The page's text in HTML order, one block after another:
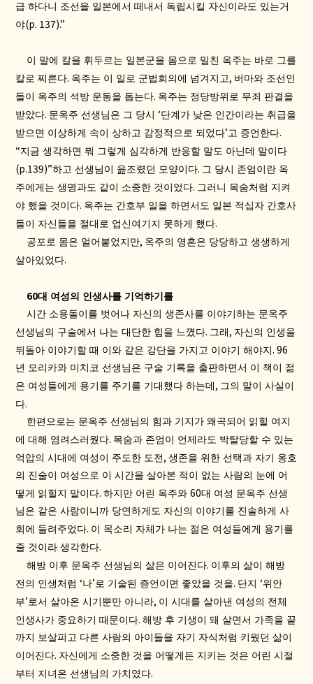
급 하다니 조선을 일본에서 떼내서 독립시킬 자신이라도 있는거
야(p. 137).”
이 말에 칼을 휘두르는 일본군을 몸으로 밀친 옥주는 바로 그를
칼로 찌른다. 옥주는 이 일로 군법회의에 넘겨지고 , 버마와 조선인
들이 옥주의 석방 운동을 돕는다. 옥주는 정당방위로 무죄 판결을
받았다. 문옥주 선생님은 그 당시‘단계가 낮은 인간이라는 취급을
받으면 이상하게 속이 상하고 감정적으로 되었다’ 고 증언한다.
“지금 생각하면 뭐 그렇게 심각하게 반응할 말도 아닌데 말이다
(p.139)”하고 선생님이 읊조렸던 모양이다. 그 당시 존엄이란 옥
주에게는 생명과도 같이 소중한 것이었다. 그러니 목숨처럼 지켜
야 했을 것이다. 옥주는 간호부 일을 하면서도 일본 적십자 간호사
들이 자신들을 절대로 업신여기지 못하게 했다.
공포로 몸은 얼어붙었지만, 옥주의 영혼은 당당하고 생생하게
살아있었다.
60대 여성의 인생사를 기억하기를
시간 소용돌이를 벗어나 자신의 생존사를 이야기하는 문옥주
선생님의 구술에서 나는 대단한 힘을 느꼈다. 그래 , 자신의 인생을
뒤돌아 이야기할 때 이와 같은 강단을 가지고 이야기 해야지. 96
년 모리카와 미치코 선생님은 구술 기록을 출판하면서 이 책이 젊
은 여성들에게 용기를 주기를 기대했다 하는데 , 그의 말이 사실이
다.
한편으로는 문옥주 선생님의 힘과 기지가 왜곡되어 읽힐 여지
에 대해 염려스러웠다. 목숨과 존엄이 언제라도 박탈당할 수 있는
억압의 시대에 여성이 주도한 도전 ,생존을 위한 선택과 자기 옹호
의 진술이 여성으로 이 시간을 살아본 적이 없는 사람의 눈에 어
떻게 읽힐지 말이다.하지만 어린 옥주와60대 여성 문옥주 선생
님은 같은 사람이니까 당연하게도 자신의 이야기를 진솔하게 사
회에 들려주었다. 이 목소리 자체가 나는 젊은 여성들에게 용기를
줄 것이라 생각한다.
해방 이후 문옥주 선생님의 삶은 이어진다. 이후의 삶이 해방
전의 인생처럼‘나’ 로 기술된 증언이면 좋았을 것을. 단지‘위안
부’ 로서 살아온 시기뿐만 아니라, 이 시대를 살아낸 여성의 전체
인생사가 중요하기 때문이다.해방 후 기생이 돼 살면서 가족을 끝
까지 보살피고 다른 사람의 아이들을 자기 자식처럼 키웠던 삶이
이어진다. 자신에게 소중한 것을 어떻게든 지키는 것은 어린 시절
부터 지녀온 선생님의 가치였다.